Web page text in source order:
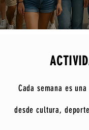
Cada semana es
desde cultura,